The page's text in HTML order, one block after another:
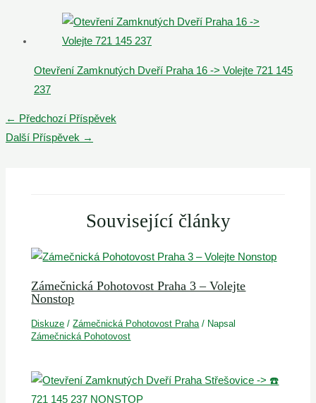
Otevření Zamknutých Dveří Praha 16 -> Volejte 721 145
237
Post
navigation
← Předchozí Příspěvek
Další Příspěvek →
Související články
Zámečnická Pohotovost Praha 3 – Volejte
Nonstop
Diskuze /Zámečnická Pohotovost Praha/ Napsal
Zámečnická Pohotovost